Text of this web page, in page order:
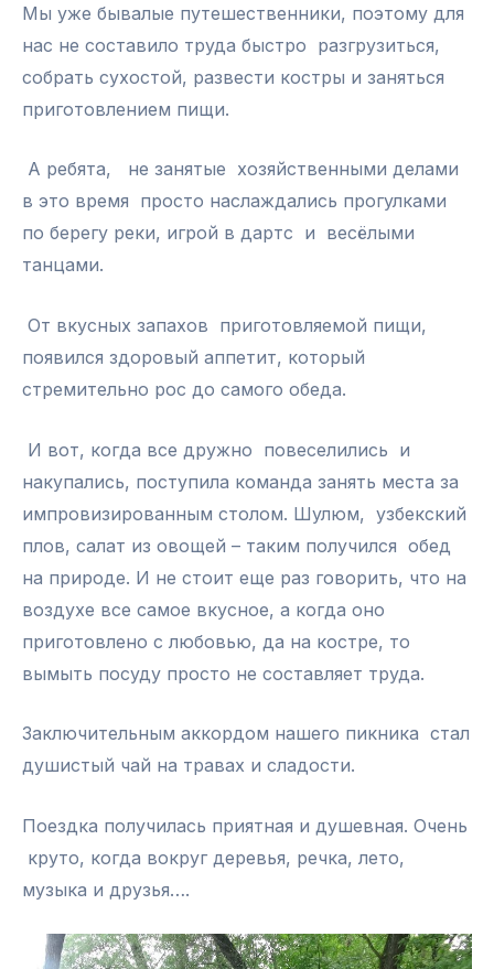
Мы уже бывалые путешественники, поэтому для
нас не составило труда быстро разгрузиться,
собрать сухостой, развести костры и заняться
приготовлением пищи.
А ребята, не занятые хозяйственными делами
в это время просто наслаждались прогулками
по берегу реки, игрой в дартс и весёлыми
танцами.
От вкусных запахов приготовляемой пищи,
появился здоровый аппетит, который
стремительно рос до самого обеда.
И вот, когда все дружно повеселились и
накупались, поступила команда занять места за
импровизированным столом. Шулюм, узбекский
плов, салат из овощей – таким получился обед
на природе. И не стоит еще раз говорить, что на
воздухе все самое вкусное, а когда оно
приготовлено с любовью, да на костре, то
вымыть посуду просто не составляет труда.
Заключительным аккордом нашего пикника стал
душистый чай на травах и сладости.
Поездка получилась приятная и душевная. Очень
круто, когда вокруг деревья, речка, лето,
музыка и друзья….